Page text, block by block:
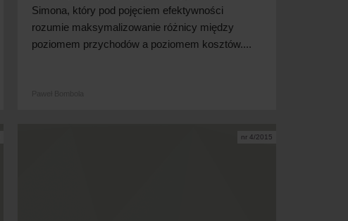
Simona, który pod pojęciem efektywności
rozumie maksymalizowanie różnicy między
poziomem przychodów a poziomem kosztów....
nr 4/2015